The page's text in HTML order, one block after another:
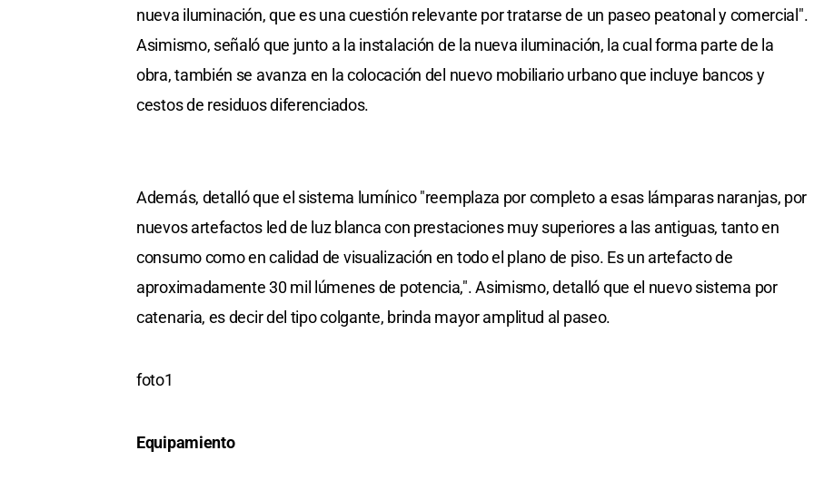
nueva iluminación, que es una cuestión relevante por tratarse de un paseo peatonal y comercial".
Asimismo, señaló que junto a la instalación de la nueva iluminación, la cual forma parte de la
obra, también se avanza en la colocación del nuevo mobiliario urbano que incluye bancos y
cestos de residuos diferenciados.
Además, detalló que el sistema lumínico "reemplaza por completo a esas lámparas naranjas, por
nuevos artefactos led de luz blanca con prestaciones muy superiores a las antiguas, tanto en
consumo como en calidad de visualización en todo el plano de piso. Es un artefacto de
aproximadamente 30 mil lúmenes de potencia,". Asimismo, detalló que el nuevo sistema por
catenaria, es decir del tipo colgante, brinda mayor amplitud al paseo.
foto1
Equipamiento